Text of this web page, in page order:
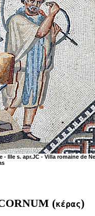
IIIe s. apr.JC - Villa romaine de
(κέρας)